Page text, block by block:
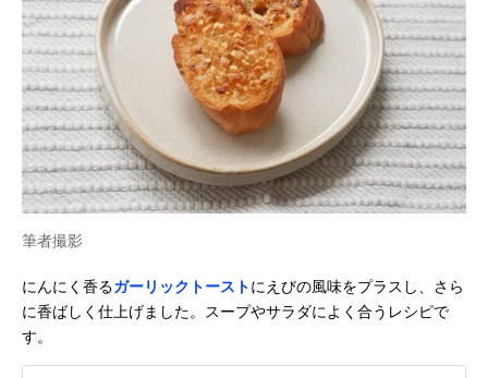
筆者撮影
にんにく香るガーリックトーストにえびの風味をプラスし、さら
に香ばしく仕上げました。スープやサラダによく合うレシピで
す。